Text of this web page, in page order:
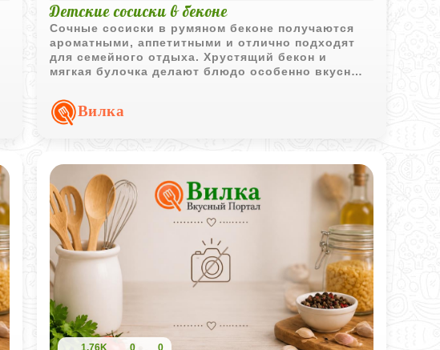
Детские сосиски в беконе
Сочные сосиски в румяном беконе получаются
ароматными, аппетитными и отлично подходят
для семейного отдыха. Хрустящий бекон и
мягкая булочка делают блюдо особенно вкусным
Вилка
1,76K 0 0